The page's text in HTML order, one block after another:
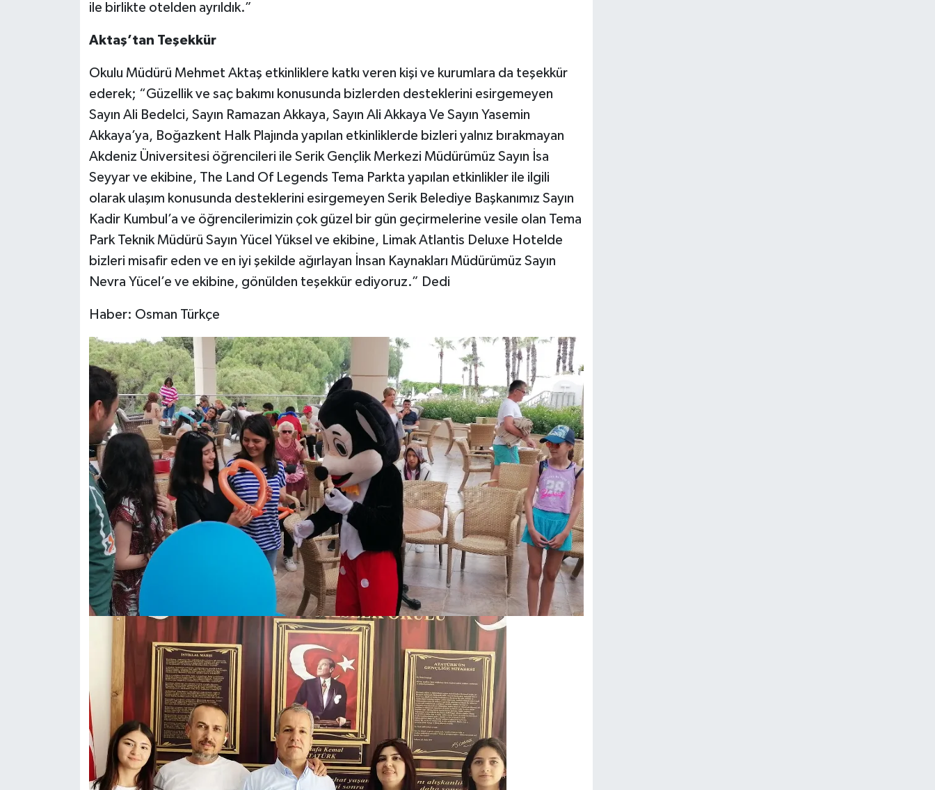
ile birlikte otelden ayrıldık.”
Aktaş’tan Teşekkür
Okulu Müdürü Mehmet Aktaş etkinliklere katkı veren kişi ve kurumlara da teşekkür
ederek; “Güzellik ve saç bakımı konusunda bizlerden desteklerini esirgemeyen
Sayın Ali Bedelci, Sayın Ramazan Akkaya, Sayın Ali Akkaya Ve Sayın Yasemin
Akkaya’ya, Boğazkent Halk Plajında yapılan etkinliklerde bizleri yalnız bırakmayan
Akdeniz Üniversitesi öğrencileri ile Serik Gençlik Merkezi Müdürümüz Sayın İsa
Seyyar ve ekibine, The Land Of Legends Tema Parkta yapılan etkinlikler ile ilgili
olarak ulaşım konusunda desteklerini esirgemeyen Serik Belediye Başkanımız Sayın
Kadir Kumbul’a ve öğrencilerimizin çok güzel bir gün geçirmelerine vesile olan Tema
Park Teknik Müdürü Sayın Yücel Yüksel ve ekibine, Limak Atlantis Deluxe Hotelde
bizleri misafir eden ve en iyi şekilde ağırlayan İnsan Kaynakları Müdürümüz Sayın
Nevra Yücel’e ve ekibine, gönülden teşekkür ediyoruz.” Dedi
Haber: Osman Türkçe